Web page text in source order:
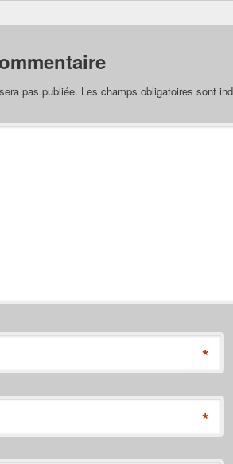
pas publiée. Les champs obligatoires sont
*
*